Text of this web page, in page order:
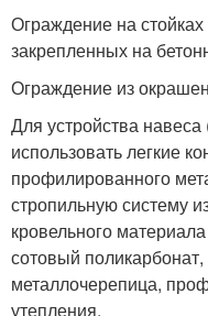
Ограждение на
закрепленных на
Ограждение из
Для устройства
использовать легкие
профилированного
стропильную систему
кровельного
сотовый
металлочерепица,
утепления.